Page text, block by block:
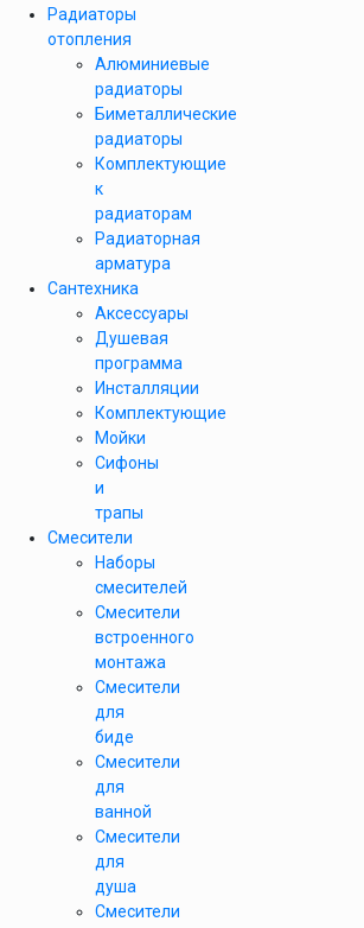
Радиаторы
отопления
Алюминиевые
радиаторы
Биметаллические
радиаторы
Комплектующие
к
радиаторам
Радиаторная
арматура
Сантехника
Аксессуары
Душевая
программа
Инсталляции
Комплектующие
Мойки
Сифоны
и
трапы
Смесители
Наборы
смесителей
Смесители
встроенного
монтажа
Смесители
для
биде
Смесители
для
ванной
Смесители
для
душа
Смесители